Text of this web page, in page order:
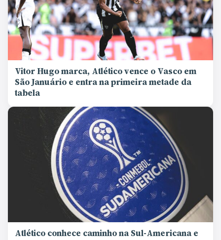
Vitor Hugo marca, Atlético vence o Vasco em
São Januário e entra na primeira metade da
tabela
Atlético conhece caminho na Sul-Americana e